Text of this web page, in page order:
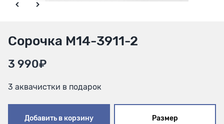
Сорочка M14-3911-2
3 990₽
3 аквачистки в подарок
Добавить в корзину Размер